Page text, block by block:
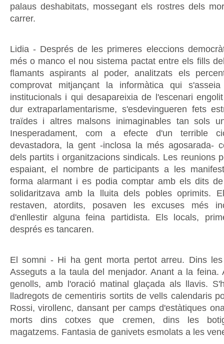
palaus deshabitats, mossegant els rostres dels
carrer.
Lidia - Després de les primeres eleccions
més o manco el nou sistema pactat entre els fills
flamants aspirants al poder, analitzats els
comprovat mitjançant la informàtica qui
institucionals i qui desapareixia de l'escenari
dur extraparlamentarisme, s'esdevingueren fets
traïdes i altres malsons inimaginables tan sols
Inesperadament, com a efecte d'un terrible
devastadora, la gent -inclosa la més agosarada-
dels partits i organitzacions sindicals. Les reunions
espaiant, el nombre de participants a les
forma alarmant i es podia comptar amb els dits
solidaritzava amb la lluita dels pobles oprimits.
restaven, atordits, posaven les excuses més
d'enllestir alguna feina partidista. Els locals,
després es tancaren.
El somni - Hi ha gent morta pertot arreu. Dins
Asseguts a la taula del menjador. Anant a la feina.
genolls, amb l'oració matinal glaçada als llavis.
lladregots de cementiris sortits de vells calendaris
Rossi, virollenc, dansant per camps d'estàtiques
morts dins cotxes que cremen, dins les
magatzems. Fantasia de ganivets esmolats a les